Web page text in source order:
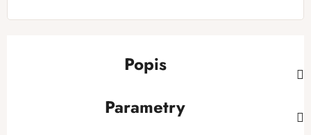
Popis
Parametry